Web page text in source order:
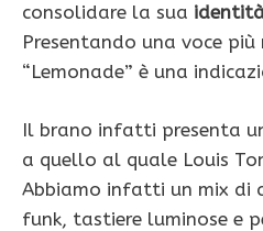
consolidare la sua
Presentando una voce
“Lemonade” è una
Il brano infatti presenta
a quello al quale Louis
Abbiamo infatti un mix di
funk, tastiere luminose e